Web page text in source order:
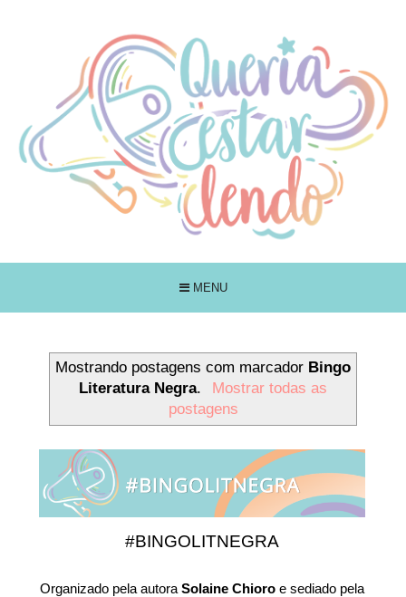
MENU
Mostrando postagens com marcador Bingo
Literatura Negra.
Mostrar todas as
postagens
#BINGOLITNEGRA
Organizado pela autora Solaine Chioro e sediado pela